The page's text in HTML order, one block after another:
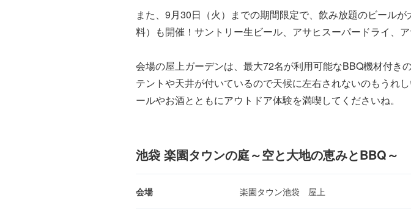
また、9月30日（火）までの期間限定で、飲み放題のビール
料）も開催！サントリー生ビール、アサヒスーパードライ、
会場の屋上ガーデンは、最大72名が利用可能なBBQ機材付
テントや天井が付いているので天候に左右されないのもうれ
ールやお酒とともにアウトドア体験を満喫してくださいね。
池袋 楽園タウンの庭～空と大地の恵みとBBQ～
会場 楽園タウン池袋 屋上